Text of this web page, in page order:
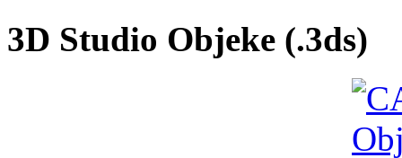
3D Studio Objeke (.3ds)